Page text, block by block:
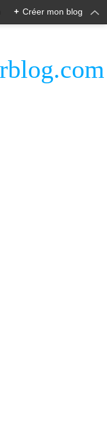
+ Créer mon blog